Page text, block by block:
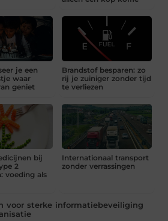
je een
waar
geniet
Brandstof besparen: zo
rij je zuiniger zonder tijd
te verliezen
bij
2
voeding als
Internationaal transport
zonder verrassingen
voor sterke informatiebeveiliging